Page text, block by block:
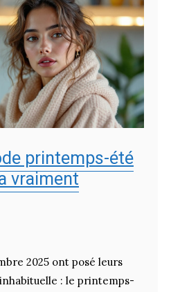
printemps-été
vraiment
2025 ont posé leurs
: le printemps-